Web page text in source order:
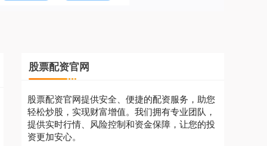
股票配资官网
股票配资官网提供安全、便捷的配资服务，助您
轻松炒股，实现财富增值。我们拥有专业团队，
提供实时行情、风险控制和资金保障，让您的投
资更加安心。